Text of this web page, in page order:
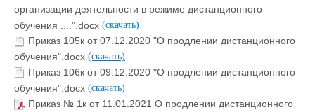
организации деятельности в режиме дистанционного
обучения ....".docx (скачать)
Приказ 105к от 07.12.2020 "О продлении дистанционного
обучения".docx (скачать)
Приказ 106к от 09.12.2020 "О продлении дистанционного
обучения".docx (скачать)
Приказ № 1к от 11.01.2021 О продлении дистанционного